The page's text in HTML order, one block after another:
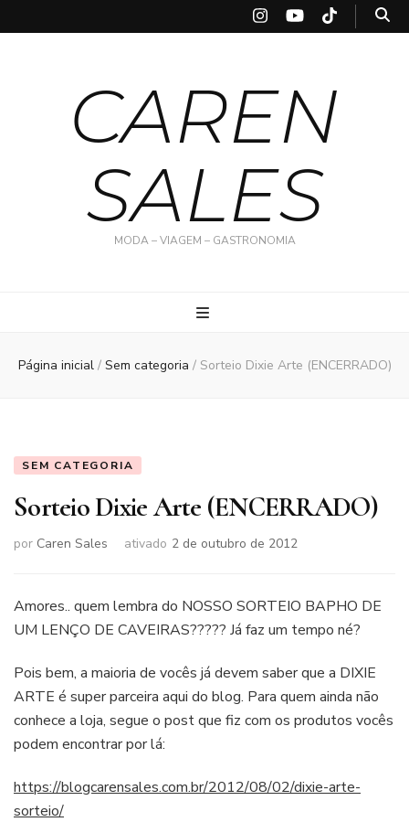
CAREN
SALES
MODA – VIAGEM – GASTRONOMIA
Página inicial / Sem categoria / Sorteio Dixie Arte (ENCERRADO)
SEM CATEGORIA
Sorteio Dixie Arte (ENCERRADO)
por Caren Sales ativado 2 de outubro de 2012
Amores.. quem lembra do NOSSO SORTEIO BAPHO DE
UM LENÇO DE CAVEIRAS????? Já faz um tempo né?
Pois bem, a maioria de vocês já devem saber que a DIXIE
ARTE é super parceira aqui do blog. Para quem ainda não
conhece a loja, segue o post que fiz com os produtos vocês
podem encontrar por lá:
https://blogcarensales.com.br/2012/08/02/dixie-arte-
sorteio/